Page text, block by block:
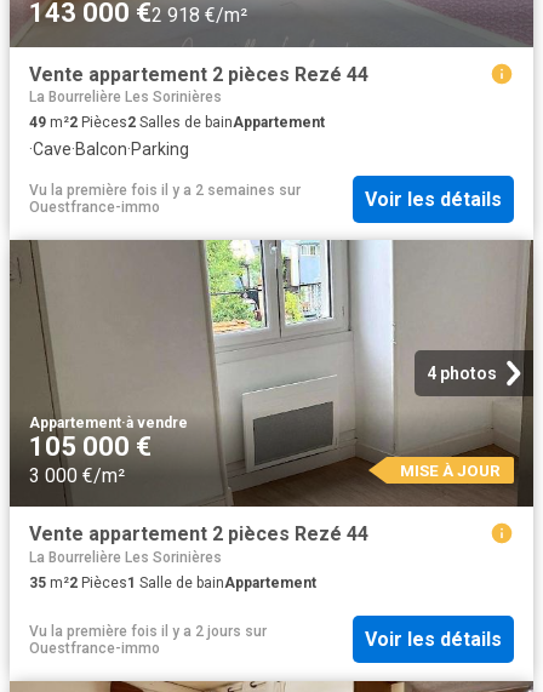
143 000 €2 918 €/m²
Vente appartement 2 pièces Rezé 44
La Bourrelière Les Sorinières
49 m²2 Pièces2 Salles de bainAppartement
·Cave·Balcon·Parking
Vu la première fois il y a 2 semaines sur
Ouestfrance-immo
Voir les détails
4 photos
Appartement·à vendre
105 000 €
3 000 €/m² MISE À JOUR
Vente appartement 2 pièces Rezé 44
La Bourrelière Les Sorinières
35 m²2 Pièces1 Salle de bainAppartement
Vu la première fois il y a 2 jours sur
Ouestfrance-immo
Voir les détails